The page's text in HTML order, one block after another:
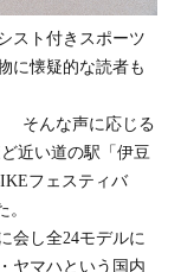
スト付きスポーツ
に懐疑的な読者も
そんな声に応じる
近い道の駅「伊豆
フェスティバ
会し全24モデルに
ヤマハという国内